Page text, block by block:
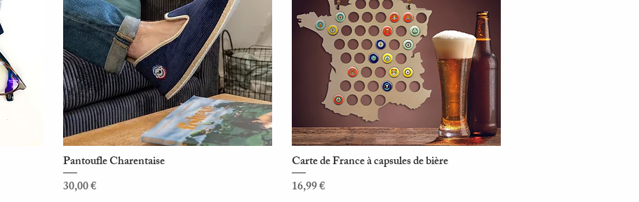
Aperçu rapide
Pantoufle Charentaise
Prix
30,00 €
Aperçu rapide
Carte de France à capsules de bière
Prix
16,99 €